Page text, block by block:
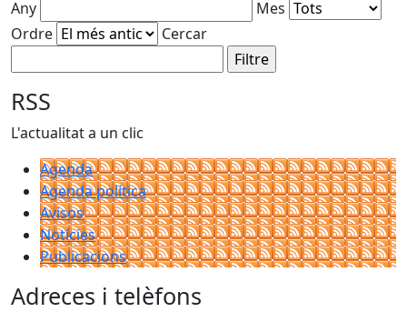
Any
Mes
Ordre
Cercar
RSS
L'actualitat a un clic
Agenda
Agenda política
Avisos
Notícies
Publicacions
Adreces i telèfons